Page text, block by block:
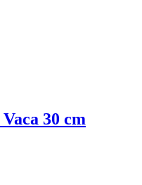
30 cm